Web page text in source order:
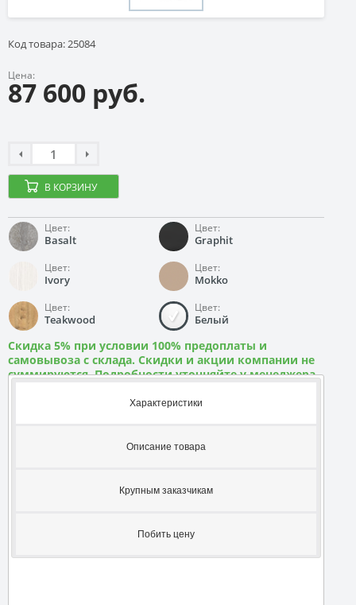
Код товара: 25084
Цена:
87 600 руб.
В КОРЗИНУ
Цвет:
Basalt
Цвет:
Graphit
Цвет:
Ivory
Цвет:
Mokko
Цвет:
Teakwood
Цвет:
Белый
Скидка 5% при условии 100% предоплаты и
самовывоза с склада. Скидки и акции компании не
суммируются. Подробности уточняйте у менеджера
Характеристики
Описание товара
Крупным заказчикам
Побить цену